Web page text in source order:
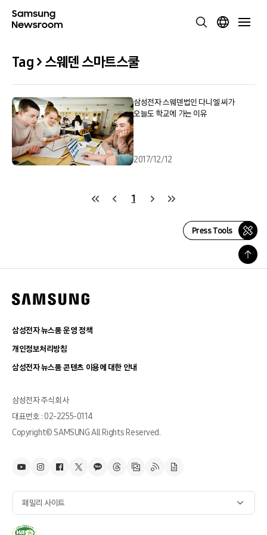
Tag > 스웨덴 스마트스쿨
삼성전자 스웨덴법인 다니엘 씨가
오늘도 학교에 가는 이유
2017/12/12
1
Press Tools
삼성전자 뉴스룸 운영 정책
개인정보처리방침
삼성전자 뉴스룸 콘텐츠 이용에 대한 안내
삼성전자 주식회사
대표번호 : 02-2255-0114
Copyright© SAMSUNG All Rights Reserved.
패밀리 사이트